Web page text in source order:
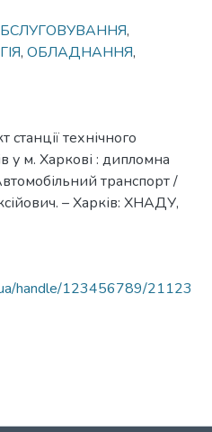
,
, ОБЛАДНАННЯ,
технічного
у м. Харкові : дипломна
транспорт /
– Харків: ХНАДУ,
handle/123456789/21123